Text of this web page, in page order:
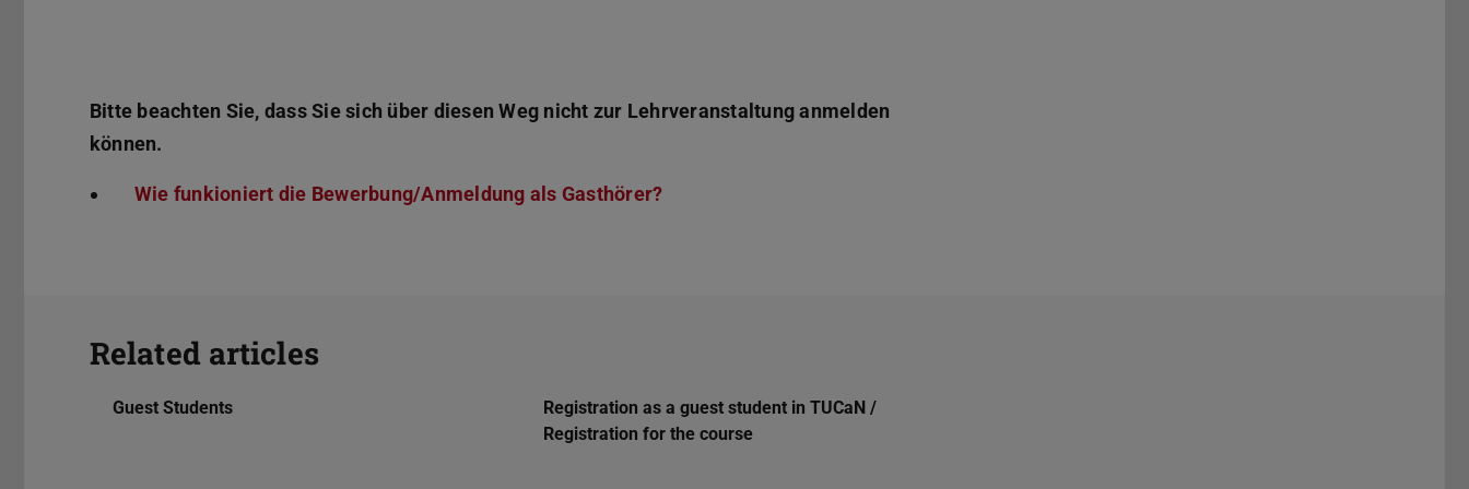
Bitte beachten Sie, dass Sie sich über diesen Weg nicht zur Lehrveranstaltung anmelden
können.
Wie funkioniert die Bewerbung/Anmeldung als Gasthörer?
Related articles
Guest Students
Registration as a guest student in TUCaN /
Registration for the course